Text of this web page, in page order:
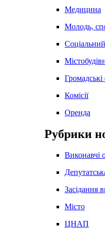
Медицина
Молодь,
Комісії
Оренда
Рубрики
Виконавчі
Засідання
Місто
ЦНАП